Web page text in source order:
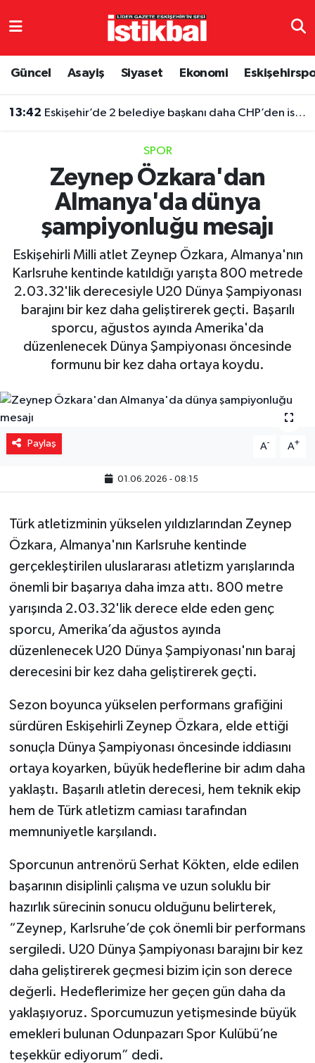
Güncel Asayiş Siyaset Ekonomi
13:42 Eskişehir’de 2 belediye başkanı daha CHP’den istifa etti
SPOR
Zeynep Özkara'dan
Almanya'da dünya
şampiyonluğu mesajı
Eskişehirli Milli atlet Zeynep Özkara, Almanya'nın
Karlsruhe kentinde katıldığı yarışta 800 metrede
2.03.32'lik derecesiyle U20 Dünya Şampiyonası
barajını bir kez daha geliştirerek geçti. Başarılı
sporcu, ağustos ayında Amerika'da
düzenlenecek Dünya Şampiyonası öncesinde
formunu bir kez daha ortaya koydu.
Paylaş A- A+
01.06.2026 - 08:15
Türk atletizminin yükselen yıldızlarından Zeynep
Özkara, Almanya'nın Karlsruhe kentinde
gerçekleştirilen uluslararası atletizm yarışlarında
önemli bir başarıya daha imza attı. 800 metre
yarışında 2.03.32'lik derece elde eden genç
sporcu, Amerika’da ağustos ayında
düzenlenecek U20 Dünya Şampiyonası'nın baraj
derecesini bir kez daha geliştirerek geçti.
Sezon boyunca yükselen performans grafiğini
sürdüren Eskişehirli Zeynep Özkara, elde ettiği
sonuçla Dünya Şampiyonası öncesinde iddiasını
ortaya koyarken, büyük hedeflerine bir adım daha
yaklaştı. Başarılı atletin derecesi, hem teknik ekip
hem de Türk atletizm camiası tarafından
memnuniyetle karşılandı.
Sporcunun antrenörü Serhat Kökten, elde edilen
başarının disiplinli çalışma ve uzun soluklu bir
hazırlık sürecinin sonucu olduğunu belirterek,
“Zeynep, Karlsruhe’de çok önemli bir performans
sergiledi. U20 Dünya Şampiyonası barajını bir kez
daha geliştirerek geçmesi bizim için son derece
değerli. Hedeflerimize her geçen gün daha da
yaklaşıyoruz. Sporcumuzun yetişmesinde büyük
emekleri bulunan Odunpazarı Spor Kulübü’ne
teşekkür ediyorum” dedi.
Eskişehirspor
Spor
Eğitim
Ekonomi
Sağlık
Yaşam
Eskişehir Nöbetçi Eczaneler
Eskişehir Trafik Yoğunluk Haritası
TFF 3.Lig 4.Grup Puan Durumu ve Fikstür
Tüm Manşetler
Son Dakika Haberleri
Haber Arşivi